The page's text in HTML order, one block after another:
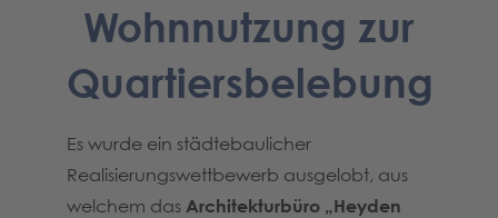
Wohnnutzung zur
Quartiersbelebung
Es wurde ein städtebaulicher
Realisierungswettbewerb ausgelobt, aus
welchem das Architekturbüro „Heyden